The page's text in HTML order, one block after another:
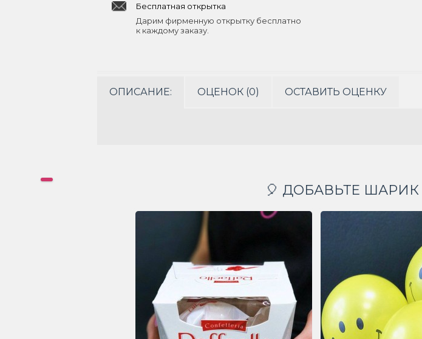
Бесплатная открытка
Дарим фирменную открытку бесплатно
к каждому заказу.
ОПИСАНИЕ: ОЦЕНОК (0) ОСТАВИТЬ ОЦЕНКУ
🎈 ДОБАВЬТЕ